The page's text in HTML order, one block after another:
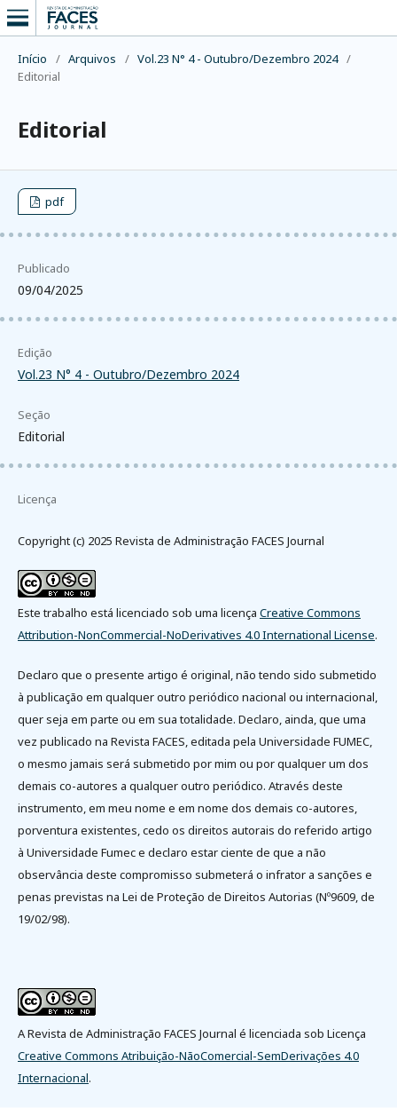
Início / Arquivos / Vol.23 N° 4 - Outubro/Dezembro 2024 /
Editorial
Editorial
pdf
Publicado
09/04/2025
Edição
Vol.23 N° 4 - Outubro/Dezembro 2024
Seção
Editorial
Licença
Copyright (c) 2025 Revista de Administração FACES Journal
Este trabalho está licenciado sob uma licença Creative Commons
Attribution-NonCommercial-NoDerivatives 4.0 International License.
Declaro que o presente artigo é original, não tendo sido submetido
à publicação em qualquer outro periódico nacional ou internacional,
quer seja em parte ou em sua totalidade. Declaro, ainda, que uma
vez publicado na Revista FACES, editada pela Universidade FUMEC,
o mesmo jamais será submetido por mim ou por qualquer um dos
demais co-autores a qualquer outro periódico. Através deste
instrumento, em meu nome e em nome dos demais co-autores,
porventura existentes, cedo os direitos autorais do referido artigo
à Universidade Fumec e declaro estar ciente de que a não
observância deste compromisso submeterá o infrator a sanções e
penas previstas na Lei de Proteção de Direitos Autorias (Nº9609, de
19/02/98).
A Revista de Administração FACES Journal é licenciada sob Licença
Creative Commons Atribuição-NãoComercial-SemDerivações 4.0
Internacional.